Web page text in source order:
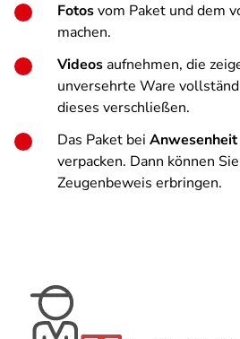
Fotosvom Paket und dem
machen.
Videosaufnehmen, die
unversehrte Ware
dieses verschließen.
Das Paket bei
verpacken. Dann können
Zeugenbeweis erbringen.